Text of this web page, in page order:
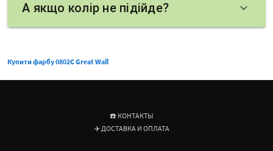
А якщо колір не підійде? keyboard_arrow_down
Купити фарбу 0802C Great Wall
☎️ КОНТАКТЫ
✈️ ДОСТАВКА И ОПЛАТА